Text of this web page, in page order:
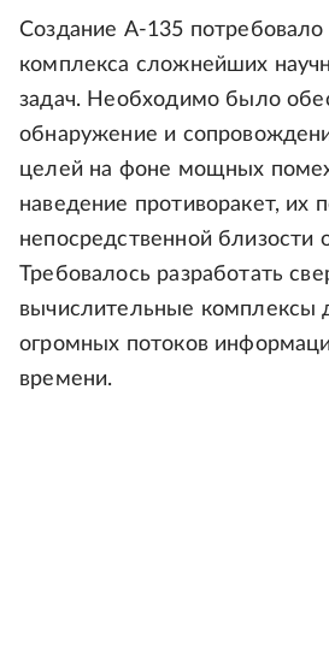
Создание А-135
комплекса сложнейших
задач. Необходимо было
обнаружение и
целей на фоне мощных
наведение противоракет, их
непосредственной близости
Требовалось разработать
вычислительные комплексы
огромных потоков
времени.